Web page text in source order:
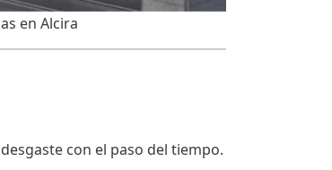
en Alcira
con el paso del tiempo.